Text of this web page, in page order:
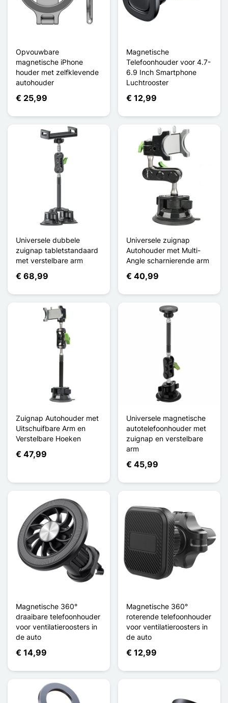
Opvouwbare
magnetische iPhone
houder met zelfklevende
autohouder
€ 25,99
Magnetische
Telefoonhouder voor 4.7-
6.9 Inch Smartphone
Luchtrooster
€ 12,99
Universele dubbele
zuignap tabletstandaard
met verstelbare arm
€ 68,99
Universele zuignap
Autohouder met Multi-
Angle scharnierende arm
€ 40,99
Zuignap Autohouder met
Uitschuifbare Arm en
Verstelbare Hoeken
€ 47,99
Universele magnetische
autotelefoonhouder met
zuignap en verstelbare
arm
€ 45,99
Magnetische 360°
draaibare telefoonhouder
voor ventilatieroosters in
de auto
€ 14,99
Magnetische 360°
roterende telefoonhouder
voor ventilatieroosters in
de auto
€ 12,99